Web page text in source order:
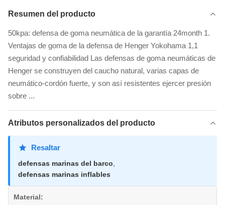
Resumen del producto
50kpa: defensa de goma neumática de la garantía 24month 1.
Ventajas de goma de la defensa de Henger Yokohama 1,1
seguridad y confiabilidad Las defensas de goma neumáticas de
Henger se construyen del caucho natural, varias capas de
neumático-cordón fuerte, y son así resistentes ejercer presión
sobre ...
Atributos personalizados del producto
Resaltar
defensas marinas del barco
defensas marinas inflables
Material: